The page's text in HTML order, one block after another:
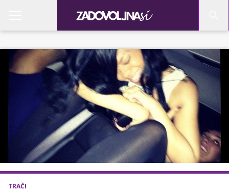
TRAČI